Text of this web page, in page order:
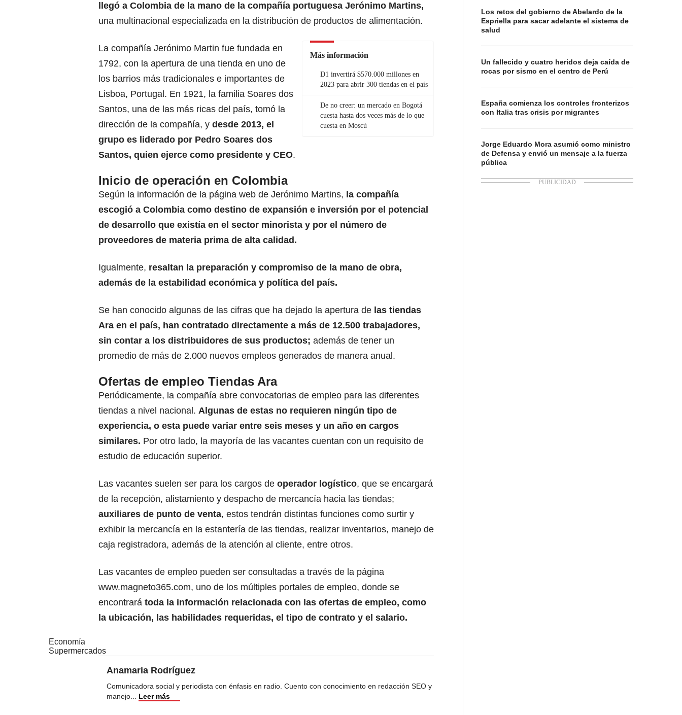
llegó a Colombia de la mano de la compañía portuguesa Jerónimo Martins,
una multinacional especializada en la distribución de productos de alimentación.
Más información
D1 invertirá $570.000 millones en
2023 para abrir 300 tiendas en el país
De no creer: un mercado en Bogotá
cuesta hasta dos veces más de lo que
cuesta en Moscú
La compañía Jerónimo Martin fue fundada en
1792, con la apertura de una tienda en uno de
los barrios más tradicionales e importantes de
Lisboa, Portugal. En 1921, la familia Soares dos
Santos, una de las más ricas del país, tomó la
dirección de la compañía, y desde 2013, el
grupo es liderado por Pedro Soares dos
Santos, quien ejerce como presidente y CEO.
Inicio de operación en Colombia
Según la información de la página web de Jerónimo Martins, la compañía
escogió a Colombia como destino de expansión e inversión por el potencial
de desarrollo que existía en el sector minorista y por el número de
proveedores de materia prima de alta calidad.
Igualmente, resaltan la preparación y compromiso de la mano de obra,
además de la estabilidad económica y política del país.
Se han conocido algunas de las cifras que ha dejado la apertura de las tiendas
Ara en el país, han contratado directamente a más de 12.500 trabajadores,
sin contar a los distribuidores de sus productos; además de tener un
promedio de más de 2.000 nuevos empleos generados de manera anual.
Ofertas de empleo Tiendas Ara
Periódicamente, la compañía abre convocatorias de empleo para las diferentes
tiendas a nivel nacional. Algunas de estas no requieren ningún tipo de
experiencia, o esta puede variar entre seis meses y un año en cargos
similares. Por otro lado, la mayoría de las vacantes cuentan con un requisito de
estudio de educación superior.
Las vacantes suelen ser para los cargos de operador logístico, que se encargará
de la recepción, alistamiento y despacho de mercancía hacia las tiendas;
auxiliares de punto de venta, estos tendrán distintas funciones como surtir y
exhibir la mercancía en la estantería de las tiendas, realizar inventarios, manejo de
caja registradora, además de la atención al cliente, entre otros.
Las vacantes de empleo pueden ser consultadas a través de la página
www.magneto365.com, uno de los múltiples portales de empleo, donde se
encontrará toda la información relacionada con las ofertas de empleo, como
la ubicación, las habilidades requeridas, el tipo de contrato y el salario.
Economía
Supermercados
Anamaria Rodríguez
Comunicadora social y periodista con énfasis en radio. Cuento con conocimiento en redacción SEO y
manejo... Leer más
Los retos del gobierno de Abelardo de la
Espriella para sacar adelante el sistema de
salud
Un fallecido y cuatro heridos deja caída de
rocas por sismo en el centro de Perú
España comienza los controles fronterizos
con Italia tras crisis por migrantes
Jorge Eduardo Mora asumió como ministro
de Defensa y envió un mensaje a la fuerza
pública